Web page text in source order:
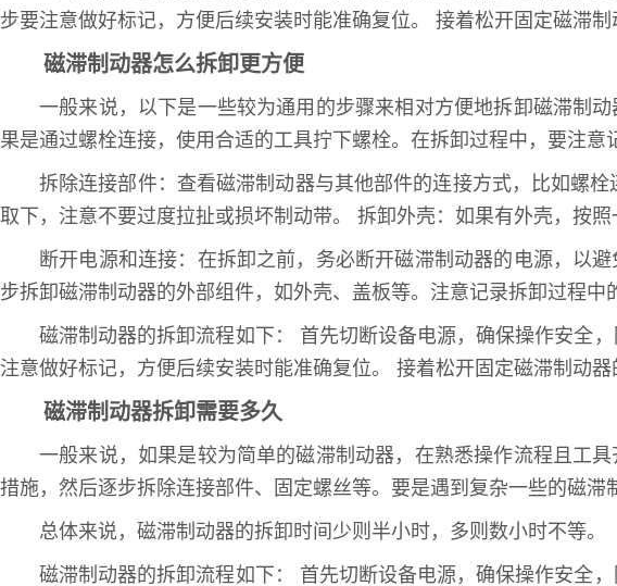
步要注意做好标记，方便后续安装时能准确复位。 接着松开固定磁滞制
磁滞制动器怎么拆卸更方便
一般来说，以下是一些较为通用的步骤来相对方便地拆卸磁滞制
果是通过螺栓连接，使用合适的工具拧下螺栓。在拆卸过程中，要注意
拆除连接部件：查看磁滞制动器与其他部件的连接方式，比如螺
取下，注意不要过度拉扯或损坏制动带。 拆卸外壳：如果有外壳，按
断开电源和连接：在拆卸之前，务必断开磁滞制动器的电源，以
步拆卸磁滞制动器的外部组件，如外壳、盖板等。注意记录拆卸过程中
磁滞制动器的拆卸流程如下： 首先切断设备电源，确保操作安全
注意做好标记，方便后续安装时能准确复位。 接着松开固定磁滞制动器
磁滞制动器拆卸需要多久
一般来说，如果是较为简单的磁滞制动器，在熟悉操作流程且工
措施，然后逐步拆除连接部件、固定螺丝等。要是遇到复杂一些的磁
总体来说，磁滞制动器的拆卸时间少则半小时，多则数小时不等。
磁滞制动器的拆卸流程如下： 首先切断设备电源，确保操作安全